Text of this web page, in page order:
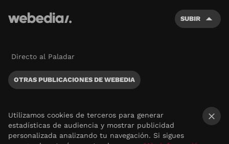
SUBIR
Directo al Paladar
OTRAS PUBLICACIONES DE WEBEDIA
Utilizamos cookies de terceros para generar
estadísticas de audiencia y mostrar publicidad
personalizada analizando tu navegación. Si sigues